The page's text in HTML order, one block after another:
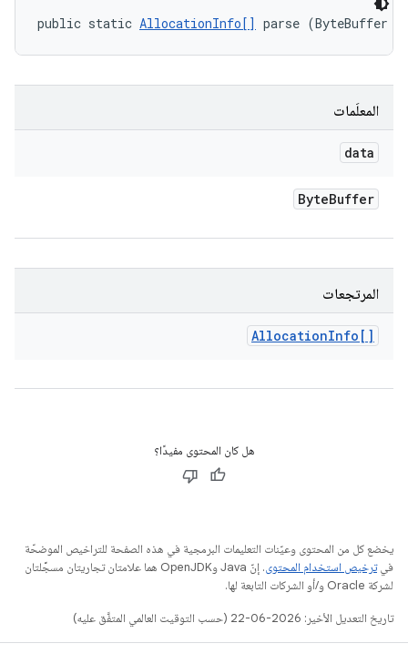
public static AllocationInfo[] parse (ByteBuffer
المعلَمات
data
ByteBuffer
المرتجعات
AllocationInfo[]
هل كان المحتوى مفيدًا؟
يخضع كل من المحتوى وعيّنات التعليمات البرمجية في هذه الصفحة للتراخيص الموضحّة
فيترخيص استخدام المحتوى
. إنّ Java وOpenJDK هما علامتان تجاريتان مسجَّلتان
لشركة Oracle و/أو الشركات التابعة لها.
تاريخ التعديل الأخير: 2026-06-22 (حسب التوقيت العالمي المتفَّق عليه)